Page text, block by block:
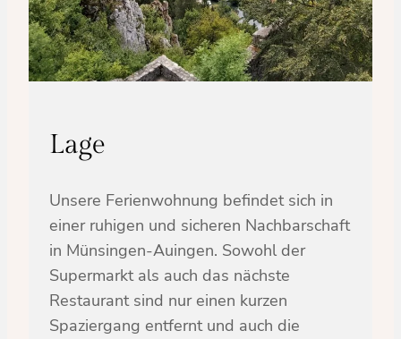
Lage
Unsere Ferienwohnung befindet sich in
einer ruhigen und sicheren Nachbarschaft
in Münsingen-Auingen. Sowohl der
Supermarkt als auch das nächste
Restaurant sind nur einen kurzen
Spaziergang entfernt und auch die